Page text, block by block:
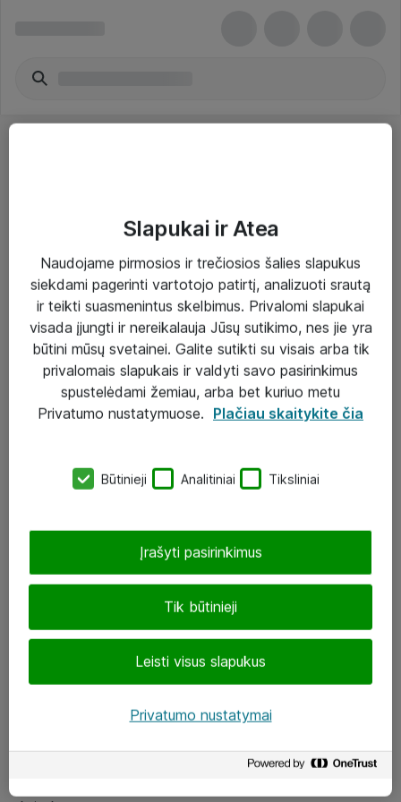
Paslaugos
Sprendimai
Įgyvendinti projektai
Atea ekspertų patarimai verslui
eShop@atea.lt
LinkedIn
Slapukai ir Atea
Naudojame pirmosios ir trečiosios šalies slapukus
siekdami pagerinti vartotojo patirtį, analizuoti srautą
ir teikti suasmenintus skelbimus. Privalomi slapukai
visada įjungti ir nereikalauja Jūsų sutikimo, nes jie yra
būtini mūsų svetainei. Galite sutikti su visais arba tik
privalomais slapukais ir valdyti savo pasirinkimus
spustelėdami žemiau, arba bet kuriuo metu
Privatumo nustatymuose. Plačiau skaitykite čia
Būtinieji Analitiniai Tiksliniai
Tik būtinieji
Leisti visus slapukus
Įrašyti pasirinkimus
Privatumo nustatymai